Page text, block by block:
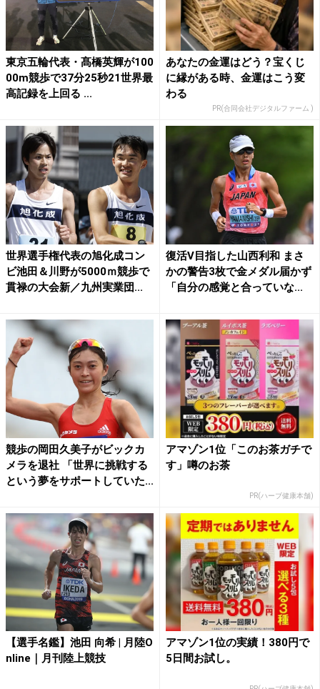
東京五輪代表・髙橋英輝が100
00m競歩で37分25秒21世界最
高記録を上回る ...
あなたの金運はどう？宝くじ
に縁がある時、金運はこう変
わる
PR(合同会社デジタルファーム )
世界選手権代表の旭化成コン
ビ池田＆川野が5000ｍ競歩で
貫禄の大会新／九州実業団...
復活V目指した山西利和 まさ
かの警告3枚で金メダル届かず
「自分の感覚と合っていな...
競歩の岡田久美子がビックカ
メラを退社 「世界に挑戦する
という夢をサポートしていた...
アマゾン1位「このお茶ガチで
す」噂のお茶
PR(ハーブ健康本舗)
【選手名鑑】池田 向希 | 月陸O
nline｜月刊陸上競技
アマゾン1位の実績！380円で
5日間お試し。